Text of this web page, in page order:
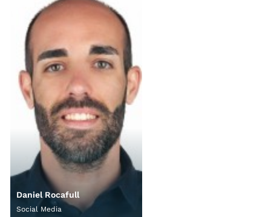
Daniel Rocafull
Social Media